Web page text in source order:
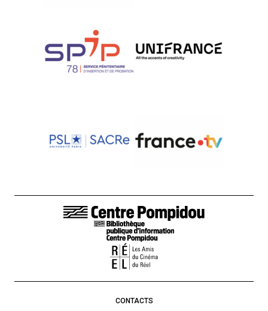
LIENS DE BAS DE PAGE
CONTACTS